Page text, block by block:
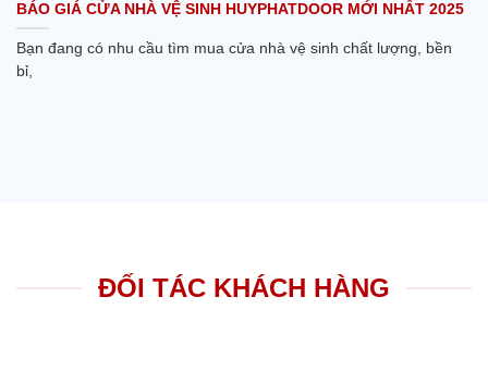
BÁO GIÁ CỬA NHÀ VỆ SINH HUYPHATDOOR MỚI NHẤT 2025
Bạn đang có nhu cầu tìm mua cửa nhà vệ sinh chất lượng, bền
bỉ,
ĐỐI TÁC KHÁCH HÀNG